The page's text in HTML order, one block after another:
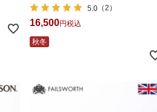
5.0 （2）
16,500 税込
秋冬